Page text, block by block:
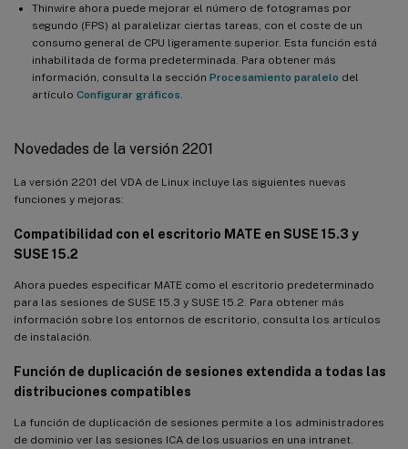
Thinwire ahora puede mejorar el número de fotogramas por
segundo (FPS) al paralelizar ciertas tareas, con el coste de un
consumo general de CPU ligeramente superior. Esta función está
inhabilitada de forma predeterminada. Para obtener más
información, consulta la sección Procesamiento paralelo del
artículo Configurar gráficos
Novedades de la versión 2201
La versión 2201 del VDA de Linux incluye las siguientes nuevas
funciones y mejoras:
Compatibilidad con el escritorio MATE en SUSE 15.3 y
SUSE 15.2
Ahora puedes especificar MATE como el escritorio predeterminado
para las sesiones de SUSE 15.3 y SUSE 15.2. Para obtener más
información sobre los entornos de escritorio, consulta los artículos
de instalación.
Función de duplicación de sesiones extendida a todas las
distribuciones compatibles
La función de duplicación de sesiones permite a los administradores
de dominio ver las sesiones ICA de los usuarios en una intranet.